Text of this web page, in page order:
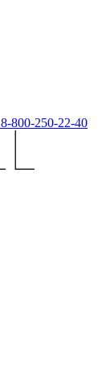
8-800-250-22-40